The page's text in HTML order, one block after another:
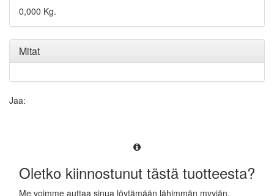
0,000 Kg.
Mitat
Jaa:
Oletko kiinnostunut tästä tuotteesta?
Me voimme auttaa sinua löytämään lähimmän myyjän.